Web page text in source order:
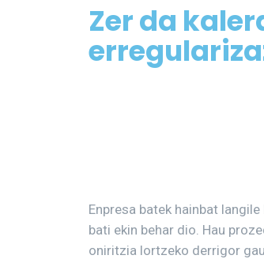
Zer da
Enpresa batek hainbat
bati ekin behar dio. Hau
oniritzia lortzeko derrigor